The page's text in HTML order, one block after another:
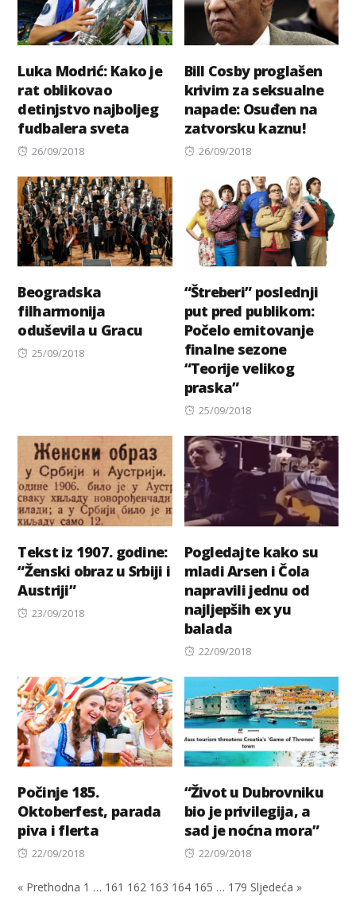
Luka Modrić: Kako je
rat oblikovao
detinjstvo najboljeg
fudbalera sveta
Posted
26/09/2018
Bill Cosby proglašen
krivim za seksualne
napade: Osuđen na
zatvorsku kaznu!
Posted
26/09/2018
Beogradska
filharmonija
oduševila u Gracu
Posted
25/09/2018
“Štreberi” poslednji
put pred publikom:
Počelo emitovanje
finalne sezone
“Teorije velikog
praska”
Posted
25/09/2018
Tekst iz 1907. godine:
“Ženski obraz u Srbiji i
Austriji”
Posted
23/09/2018
Pogledajte kako su
mladi Arsen i Čola
napravili jednu od
najljepših ex yu
balada
Posted
22/09/2018
Počinje 185.
Oktoberfest, parada
piva i flerta
Posted
22/09/2018
“Život u Dubrovniku
bio je privilegija, a
sad je noćna mora”
Posted
22/09/2018
« Prethodna 1 … 161 162 163 164 165 … 179 Sljedeća »